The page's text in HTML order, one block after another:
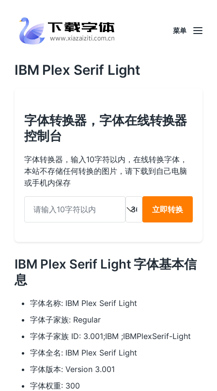
菜单
IBM Plex Serif Light
字体转换器，字体在线转换器
控制台
字体转换器，输入10字符以内，在线转换字体，
本站不存储任何转换的图片，请下载到自己电脑
或手机内保存
立即转换
IBM Plex Serif Light 字体基本信
息
字体名称: IBM Plex Serif Light
字体子家族: Regular
字体子家族 ID: 3.001;IBM ;IBMPlexSerif-Light
字体全名: IBM Plex Serif Light
字体版本: Version 3.001
字体权重: 300